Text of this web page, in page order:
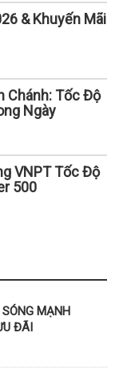
& Khuyến Mãi
Chánh: Tốc Độ
Ngày
VNPT Tốc Độ
500
MẠNH
ĐÃI